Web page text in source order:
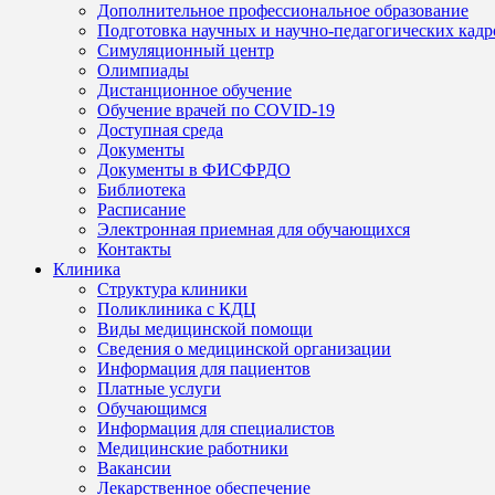
Дополнительное профессиональное образование
Подготовка научных и научно-педагогических
Симуляционный центр
Олимпиады
Дистанционное обучение
Обучение врачей по COVID-19
Доступная среда
Документы
Документы в ФИСФРДО
Библиотека
Расписание
Электронная приемная для обучающихся
Контакты
Клиника
Структура клиники
Поликлиника с КДЦ
Виды медицинской помощи
Сведения о медицинской организации
Информация для пациентов
Платные услуги
Обучающимся
Информация для специалистов
Медицинские работники
Вакансии
Лекарственное обеспечение